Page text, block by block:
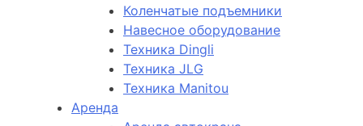
Коленчатые подъемники
Навесное оборудование
Техника Dingli
Техника JLG
Техника Manitou
Аренда